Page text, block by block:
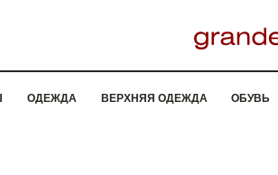
ОДЕЖДА ВЕРХНЯЯ ОДЕЖДА ОБУВЬ